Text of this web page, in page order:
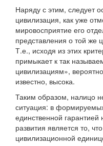
Наряду с этим, следует
цивилизация, как уже
мировосприятие его
представления о той же
Т.е., исходя из этих
примыкает к так
цивилизациям»,
известно, высока.
Таким образом, налицо
ситуация: в
единственной
развития является то,
цивилизационной